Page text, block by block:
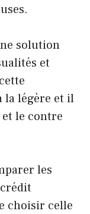
solution
et
la légère et il
le contre
les
choisir celle